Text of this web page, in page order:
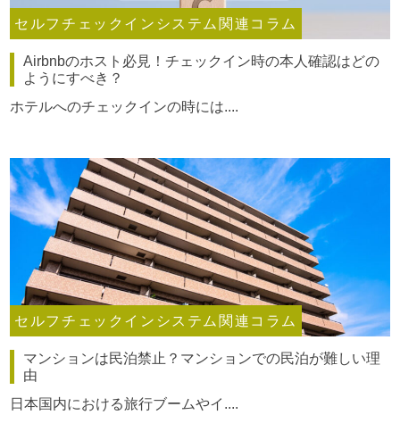
セルフチェックインシステム関連コラム
Airbnbのホスト必見！チェックイン時の本人確認はどの
ようにすべき？
ホテルへのチェックインの時には....
セルフチェックインシステム関連コラム
マンションは民泊禁止？マンションでの民泊が難しい理
由
日本国内における旅行ブームやイ....